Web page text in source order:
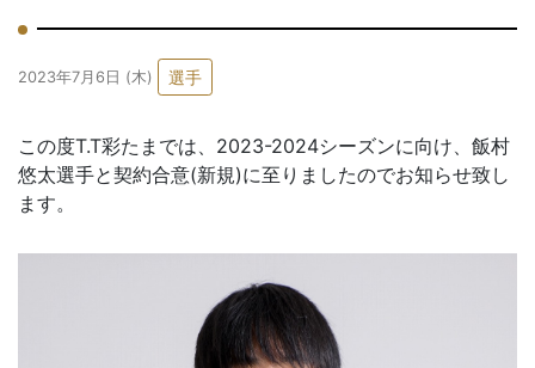
2023年7月6日 (木) 選手
この度T.T彩たまでは、2023-2024シーズンに向け、飯村
悠太選手と契約合意(新規)に至りましたのでお知らせ致し
ます。